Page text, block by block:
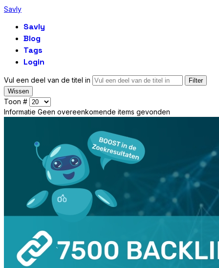
Savly
Savly
Blog
Tags
Login
Vul een deel van de titel in
Filter
Wissen
Toon #
Informatie Geen overeenkomende items gevonden